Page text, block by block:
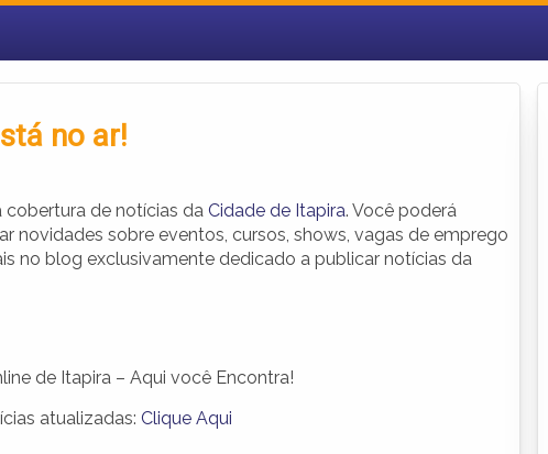
no ar!
cobertura de notícias da Cidade de Itapira. Você poderá
novidades sobre eventos, cursos, shows, vagas de emprego
no blog exclusivamente dedicado a publicar notícias da
de Itapira – Aqui você Encontra!
atualizadas: Clique Aqui